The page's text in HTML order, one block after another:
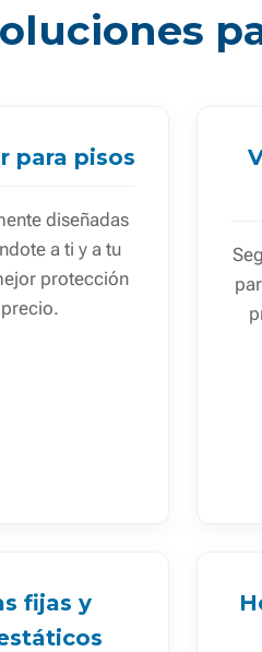
para pisos
diseñadas
a ti y a tu
protección
fijas y